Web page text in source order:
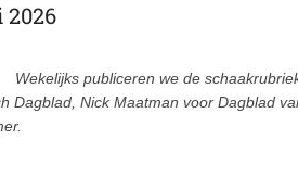
2026
Wekelijks publiceren we de
Dagblad, Nick Maatman voor Dagblad